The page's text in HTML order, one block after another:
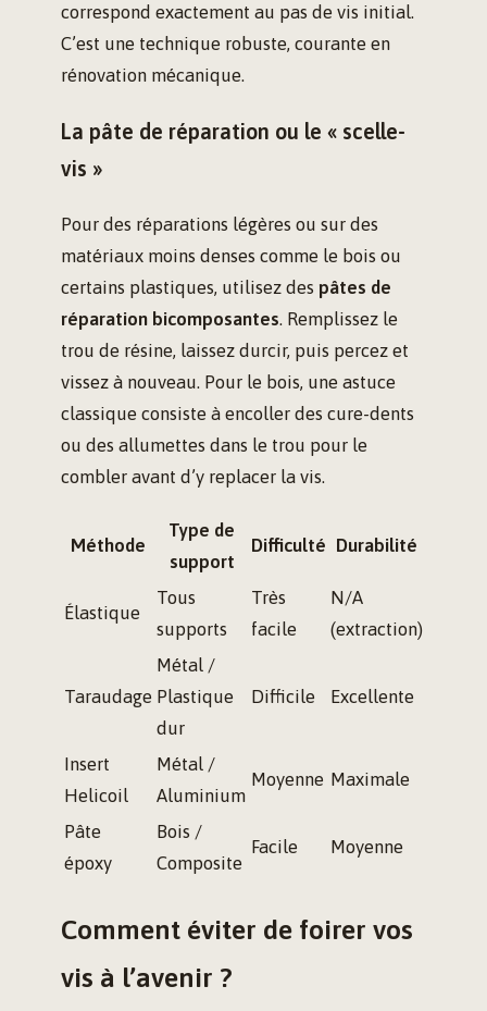
correspond exactement au pas de vis initial.
C’est une technique robuste, courante en
rénovation mécanique.
La pâte de réparation ou le « scelle-
vis »
Pour des réparations légères ou sur des
matériaux moins denses comme le bois ou
certains plastiques, utilisez des pâtes de
réparation bicomposantes. Remplissez le
trou de résine, laissez durcir, puis percez et
vissez à nouveau. Pour le bois, une astuce
classique consiste à encoller des cure-dents
ou des allumettes dans le trou pour le
combler avant d’y replacer la vis.
Méthode
Type de
support
Difficulté Durabilité
Élastique
Tous
supports
Très
facile
N/A
(extraction)
Taraudage
Métal /
Plastique
dur
Difficile Excellente
Insert
Helicoil
Métal /
Aluminium
Moyenne Maximale
Pâte
époxy
Bois /
Composite
Facile Moyenne
Comment éviter de foirer vos
vis à l’avenir ?